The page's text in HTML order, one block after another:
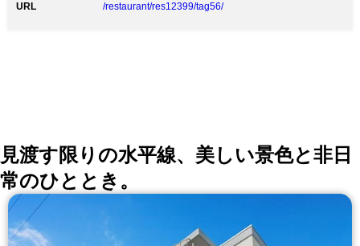
URL
/restaurant/res12399/tag56/
見渡す限りの水平線、美しい景色と非日
常のひととき。